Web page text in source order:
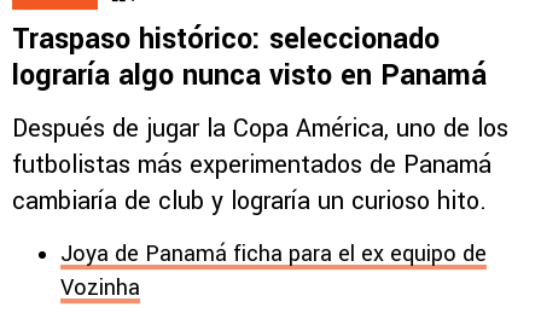
Traspaso histórico: seleccionado
lograría algo nunca visto en Panamá
Después de jugar la Copa América, uno de los
futbolistas más experimentados de Panamá
cambiaría de club y lograría un curioso hito.
Joya de Panamá ficha para el ex equipo de
Vozinha